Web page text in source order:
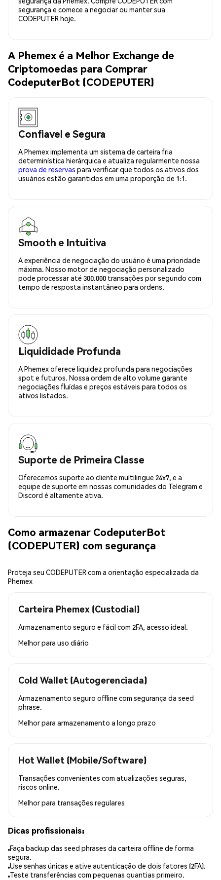
segurança e comece a negociar ou manter sua
CODEPUTER hoje.
A Phemex é a Melhor Exchange de
Criptomoedas para Comprar
CodeputerBot (CODEPUTER)
Confiavel e Segura
A Phemex implementa um sistema de carteira fria
determinística hierárquica e atualiza regularmente nossa
prova de reservas para verificar que todos os ativos dos
usuários estão garantidos em uma proporção de 1:1.
Smooth e Intuitiva
A experiência de negociação do usuário é uma prioridade
máxima. Nosso motor de negociação personalizado
pode processar até 300.000 transações por segundo com
tempo de resposta instantâneo para ordens.
Liquididade Profunda
A Phemex oferece liquidez profunda para negociações
spot e futuros. Nossa ordem de alto volume garante
negociações fluídas e preços estáveis para todos os
ativos listados.
Suporte de Primeira Classe
Oferecemos suporte ao cliente multilingue 24x7, e a
equipe de suporte em nossas comunidades do Telegram e
Discord é altamente ativa.
Como armazenar CodeputerBot
(CODEPUTER) com segurança
Proteja seu CODEPUTER com a orientação especializada da
Phemex
Carteira Phemex (Custodial)
Armazenamento seguro e fácil com 2FA, acesso ideal.
Melhor para uso diário
Cold Wallet (Autogerenciada)
Armazenamento seguro offline com segurança da seed
phrase.
Melhor para armazenamento a longo prazo
Hot Wallet (Mobile/Software)
Transações convenientes com atualizações seguras,
riscos online.
Melhor para transações regulares
Dicas profissionais:
Faça backup das seed phrases da carteira offline de forma
segura.
Use senhas únicas e ative autenticação de dois fatores (2FA).
Teste transferências com pequenas quantias primeiro.